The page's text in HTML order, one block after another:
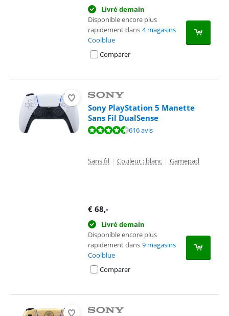
Livré demain
Disponible encore plus
rapidement dans 4 magasins
Coolblue
Comparer
Sony PlayStation 5 Manette
Sans Fil DualSense
La note est de 9,4 sur 10, basée sur 616 avis.
616 avis
Sans fil | Couleur : blanc | Gamepad
€ 68,-
Livré demain
Disponible encore plus
rapidement dans 9 magasins
Coolblue
Comparer